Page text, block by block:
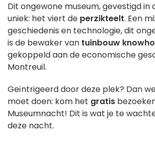
Dit ongewone museum, gevestigd in
uniek: het viert de perzikteelt. Een
geschiedenis en technologie, dit
is de bewaker van tuinbouw
gekoppeld aan de economische
Montreuil.
Geïntrigeerd door deze plek? Dan
moet doen: kom het gratis
Museumnacht! Dit is wat je te
deze nacht.